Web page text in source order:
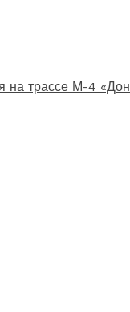
на трассе М-4